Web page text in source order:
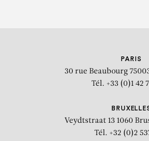
PARIS
30 rue Beaubourg
Tél. +33 (0)1 42
Veydtstraat 13 1060
Tél. +32 (0)2